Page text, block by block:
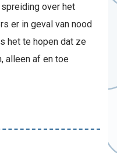
over het
er in geval van nood
het te hopen dat ze
alleen af en toe